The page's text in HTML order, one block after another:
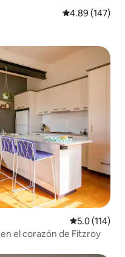
Calificación
4.89 (147)
Calificación
5.0 (114)
el corazón de Fitzroy